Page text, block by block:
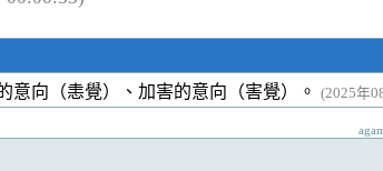
意向（恚覺）、加害的意向（害覺）。 (2025年